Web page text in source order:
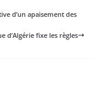
d’un apaisement des
d’Algérie fixe les règles